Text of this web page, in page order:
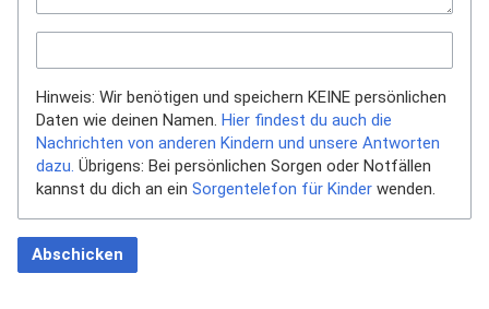
Hinweis: Wir benötigen und speichern KEINE persönlichen
Daten wie deinen Namen. Hier findest du auch die
Nachrichten von anderen Kindern und unsere Antworten
dazu. Übrigens: Bei persönlichen Sorgen oder Notfällen
kannst du dich an ein Sorgentelefon für Kinder wenden.
Abschicken